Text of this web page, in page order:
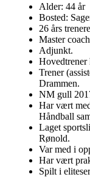
Alder: 44 år
Bosted:
26 års
Master
Adjunkt.
Hovedtrener
Trener
Drammen.
NM gull
Har vært
Håndball
Laget
Rønold.
Var med i
Har vært
Spilt i